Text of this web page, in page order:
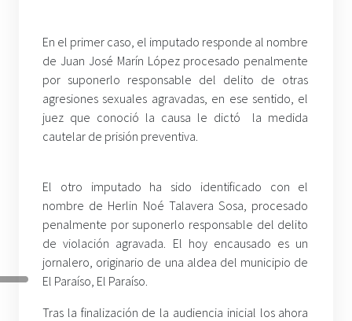
En el primer caso, el imputado responde al nombre
de Juan José Marín López procesado penalmente
por suponerlo responsable del delito de otras
agresiones sexuales agravadas, en ese sentido, el
juez que conoció la causa le dictó la medida
cautelar de prisión preventiva.
El otro imputado ha sido identificado con el
nombre de Herlin Noé Talavera Sosa, procesado
penalmente por suponerlo responsable del delito
de violación agravada. El hoy encausado es un
jornalero, originario de una aldea del municipio de
El Paraíso, El Paraíso.
Tras la finalización de la audiencia inicial los ahora